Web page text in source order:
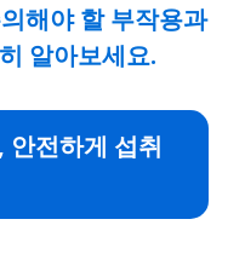
해야 할 부작용과
알아보세요.
전하게 섭취